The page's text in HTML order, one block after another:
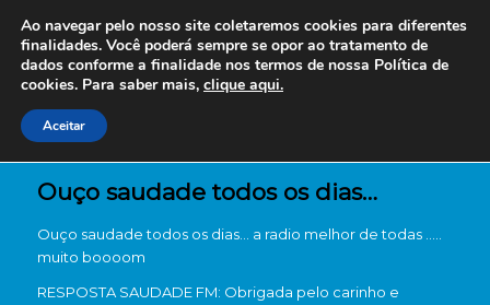
Ouço saudade todos os dias…
Ouço saudade todos os dias… a radio melhor de todas …..
muito boooom
RESPOSTA SAUDADE FM: Obrigada pelo carinho e
Ao navegar pelo nosso site coletaremos cookies para diferentes
finalidades. Você poderá sempre se opor ao tratamento de
dados conforme a finalidade nos termos de nossa Política de
cookies. Para saber mais, clique aqui.
Aceitar